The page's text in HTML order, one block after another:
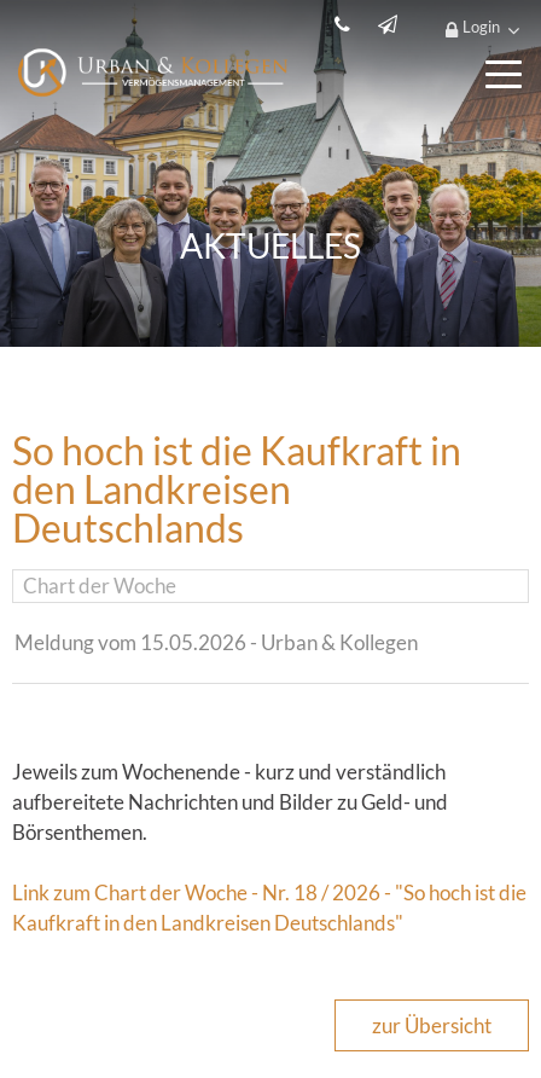
Login
AKTUELLES
So hoch ist die Kaufkraft in
den Landkreisen
Deutschlands
Chart der Woche
Meldung vom 15.05.2026 - Urban & Kollegen
Jeweils zum Wochenende - kurz und verständlich
aufbereitete Nachrichten und Bilder zu Geld- und
Börsenthemen.
Link zum Chart der Woche - Nr. 18 / 2026 - "So hoch ist die
Kaufkraft in den Landkreisen Deutschlands"
zur Übersicht